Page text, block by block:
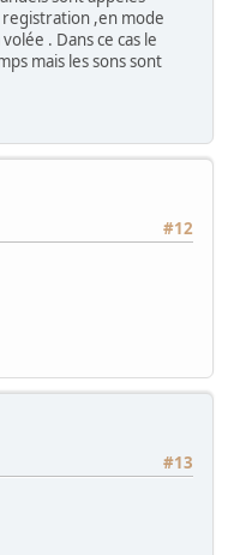
,en mode
. Dans ce cas le
mais les sons sont
#12
#13